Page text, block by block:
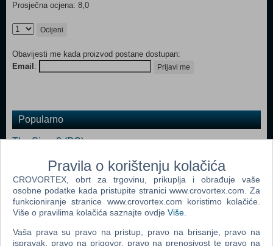
Prosječna ocjena: 8,0
Ocijeni
Obavijesti me kada proizvod postane dostupan:
Email : Prijavi me
Popularno
The Sims 3 (PC)
John Deere American Farmer Deluxe (PC)
Zoo Tycoon 2 Extinct Animals (PC)
Littlest Pet Shop (PC)
Microsoft Flight Simulator X (PC)
ER (PC)
Pravila o korištenju kolačića
CROVORTEX, obrt za trgovinu, prikuplja i obrađuje vaše
osobne podatke kada pristupite stranici www.crovortex.com. Za
funkcioniranje stranice www.crovortex.com koristimo kolačiće.
Više o pravilima kolačića saznajte ovdje Više
Vaša prava su pravo na pristup, pravo na brisanje, pravo na
ispravak, pravo na prigovor, pravo na prenosivost te pravo na